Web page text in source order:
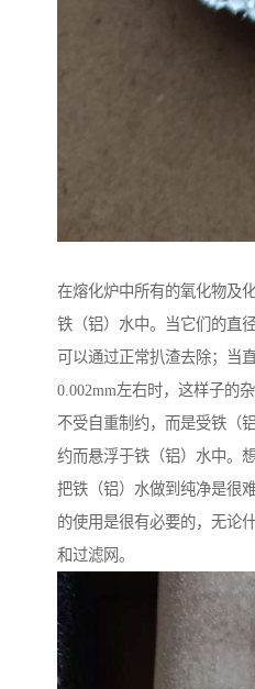
在熔化炉中所有的氧化物及
铁（铝）水中。当它们的直
可以通过正常扒渣去除；当
0.002mm左右时，这样子的
不受自重制约，而是受铁（
约而悬浮于铁（铝）水中。
把铁（铝）水做到纯净是很
的使用是很有必要的，无论
和过滤网。